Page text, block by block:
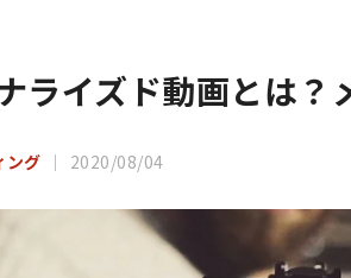
ライズド動画とは
ング 2020/08/04